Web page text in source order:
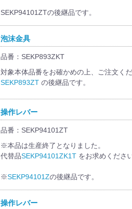
SEKP94101ZTの後継品です。
泡沫金具
品番：SEKP893ZKT
対象本体品番をお確かめの上、ご注文くだ
SEKP893ZTの後継品です。
操作レバー
品番：SEKP94101ZT
※本品は生産終了となりました。
代替品SEKP94101ZK1Tをお求めください
※SEKP94101Zの後継品です。
操作レバー